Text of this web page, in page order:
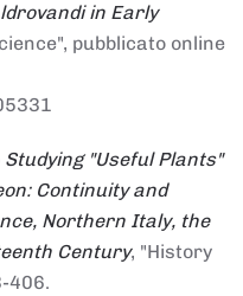
in Early
pubblicato online
Studying "Useful Plants"
Continuity and
Northern Italy, the
Century, "History
406.